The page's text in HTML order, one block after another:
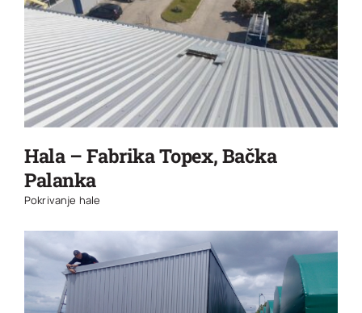
Hala – Fabrika Topex, Bačka
Palanka
Pokrivanje hale